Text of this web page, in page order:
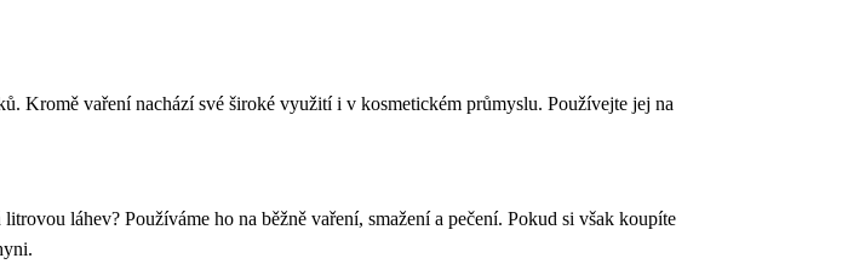
Kromě vaření nachází své široké využití i v kosmetickém průmyslu. Používejte jej na
láhev? Používáme ho na běžně vaření, smažení a pečení. Pokud si však koupíte